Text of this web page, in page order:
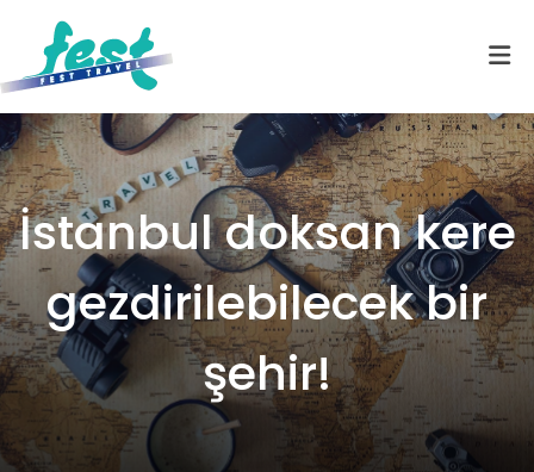
İstanbul doksan kere
gezdirilebilecek bir
şehir!